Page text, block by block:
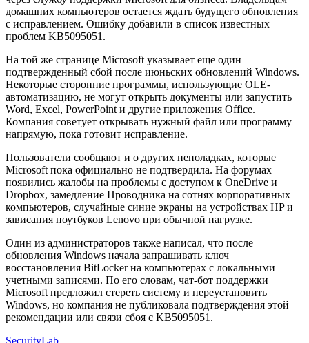
домашних компьютеров остается ждать будущего обновления
с исправлением. Ошибку добавили в список известных
проблем KB5095051.
На той же странице Microsoft указывает еще один
подтвержденный сбой после июньских обновлений Windows.
Некоторые сторонние программы, использующие OLE-
автоматизацию, не могут открыть документы или запустить
Word, Excel, PowerPoint и другие приложения Office.
Компания советует открывать нужный файл или программу
напрямую, пока готовит исправление.
Пользователи сообщают и о других неполадках, которые
Microsoft пока официально не подтвердила. На форумах
появились жалобы на проблемы с доступом к OneDrive и
Dropbox, замедление Проводника на сотнях корпоративных
компьютеров, случайные синие экраны на устройствах HP и
зависания ноутбуков Lenovo при обычной нагрузке.
Один из администраторов также написал, что после
обновления Windows начала запрашивать ключ
восстановления BitLocker на компьютерах с локальными
учетными записями. По его словам, чат-бот поддержки
Microsoft предложил стереть систему и переустановить
Windows, но компания не публиковала подтверждения этой
рекомендации или связи сбоя с KB5095051.
SecurityLab